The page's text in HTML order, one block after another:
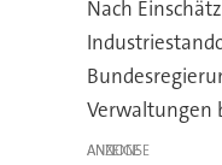
Nach
Verwaltungen
ANZEIGE